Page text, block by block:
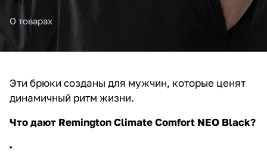
О товарах
Эти брюки созданы для мужчин, которые ценят
динамичный ритм жизни.
Что дают Remington Climate Comfort NEO Black?